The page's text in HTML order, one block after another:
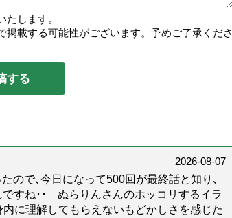
します。
載する可能性がございます。予めご了承くださ
2026-08-07
ので､今日になって500回が最終話と知り､
すね･･ ぬらりんさんのホッコリするイラ
に理解してもらえないもどかしさを感じた